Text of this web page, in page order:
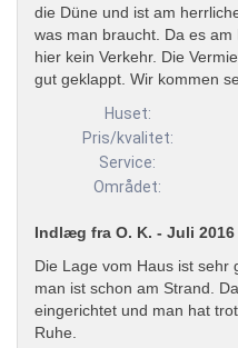
die Düne und ist am
was man braucht. Da es
hier kein Verkehr. Die
gut geklappt. Wir kommen
Huset:
Pris/kvalitet:
Service:
Området:
Indlæg fra O. K. - Juli 2016
Die Lage vom Haus ist sehr
man ist schon am Strand.
eingerichtet und man hat
Ruhe.